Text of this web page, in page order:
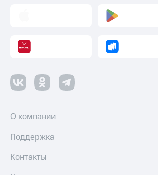
О компании
Поддержка
Контакты